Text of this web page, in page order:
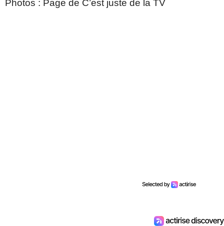
Photos : Page de C’est juste de la TV